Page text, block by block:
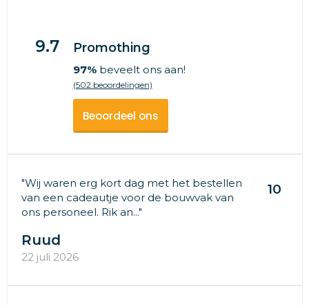
9.7 Promothing
97%beveelt ons aan!
(502 beoordelingen)
Beoordeel ons
"Wij waren erg kort dag met het bestellen
van een cadeautje voor de bouwvak van
ons personeel. Rik an..."
10
Ruud
22 juli 2026